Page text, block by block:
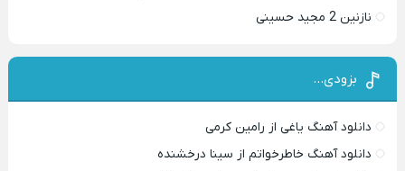
نازنین 2 مجید حسینی
بزودی…
دانلود آهنگ یاغی از رامین کرمی
دانلود آهنگ خاطرخواتم از سینا درخشنده